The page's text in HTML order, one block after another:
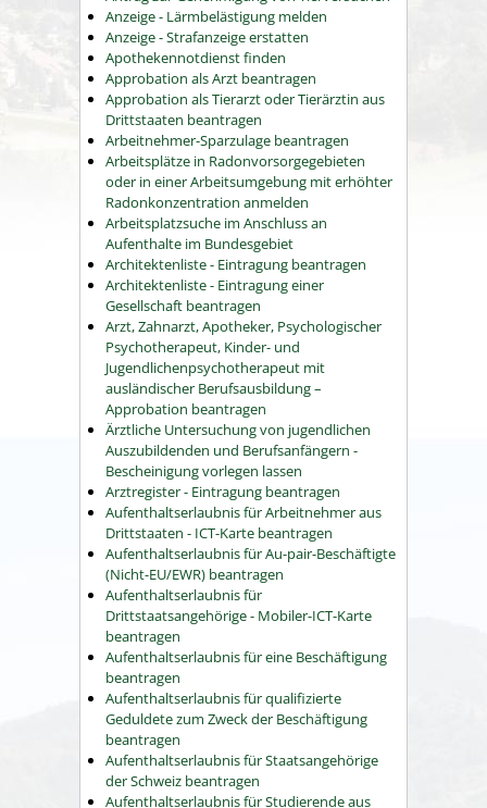
Anzeige - Lärmbelästigung melden
Anzeige - Strafanzeige erstatten
Apothekennotdienst finden
Approbation als Arzt beantragen
Approbation als Tierarzt oder Tierärztin aus
Drittstaaten beantragen
Arbeitnehmer-Sparzulage beantragen
Arbeitsplätze in Radonvorsorgegebieten
oder in einer Arbeitsumgebung mit erhöhter
Radonkonzentration anmelden
Arbeitsplatzsuche im Anschluss an
Aufenthalte im Bundesgebiet
Architektenliste - Eintragung beantragen
Architektenliste - Eintragung einer
Gesellschaft beantragen
Arzt, Zahnarzt, Apotheker, Psychologischer
Psychotherapeut, Kinder- und
Jugendlichenpsychotherapeut mit
ausländischer Berufsausbildung –
Approbation beantragen
Ärztliche Untersuchung von jugendlichen
Auszubildenden und Berufsanfängern -
Bescheinigung vorlegen lassen
Arztregister - Eintragung beantragen
Aufenthaltserlaubnis für Arbeitnehmer aus
Drittstaaten - ICT-Karte beantragen
Aufenthaltserlaubnis für Au-pair-Beschäftigte
(Nicht-EU/EWR) beantragen
Aufenthaltserlaubnis für
Drittstaatsangehörige - Mobiler-ICT-Karte
beantragen
Aufenthaltserlaubnis für eine Beschäftigung
beantragen
Aufenthaltserlaubnis für qualifizierte
Geduldete zum Zweck der Beschäftigung
beantragen
Aufenthaltserlaubnis für Staatsangehörige
der Schweiz beantragen
Aufenthaltserlaubnis für Studierende aus